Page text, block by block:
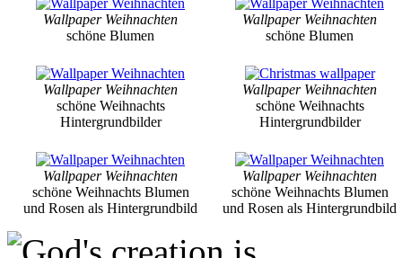
Wallpaper Weihnachten
schöne Blumen
Wallpaper Weihnachten
schöne Blumen
Wallpaper Weihnachten
schöne Weihnachts
Hintergrundbilder
Wallpaper Weihnachten
schöne Weihnachts
Hintergrundbilder
Wallpaper Weihnachten
schöne Weihnachts Blumen
und Rosen als Hintergrundbild
Wallpaper Weihnachten
schöne Weihnachts Blumen
und Rosen als Hintergrundbild